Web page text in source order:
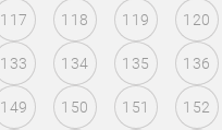
117 118 119 120
133 134 135 136
149 150 151 152